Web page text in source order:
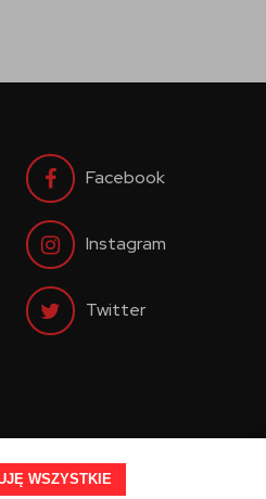
WSZYSTKIE
Facebook
Instagram
Twitter